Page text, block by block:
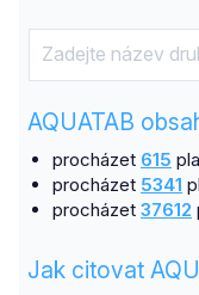
AQUATAB
procházet 615
procházet 5341
procházet 37612
Jak citovat